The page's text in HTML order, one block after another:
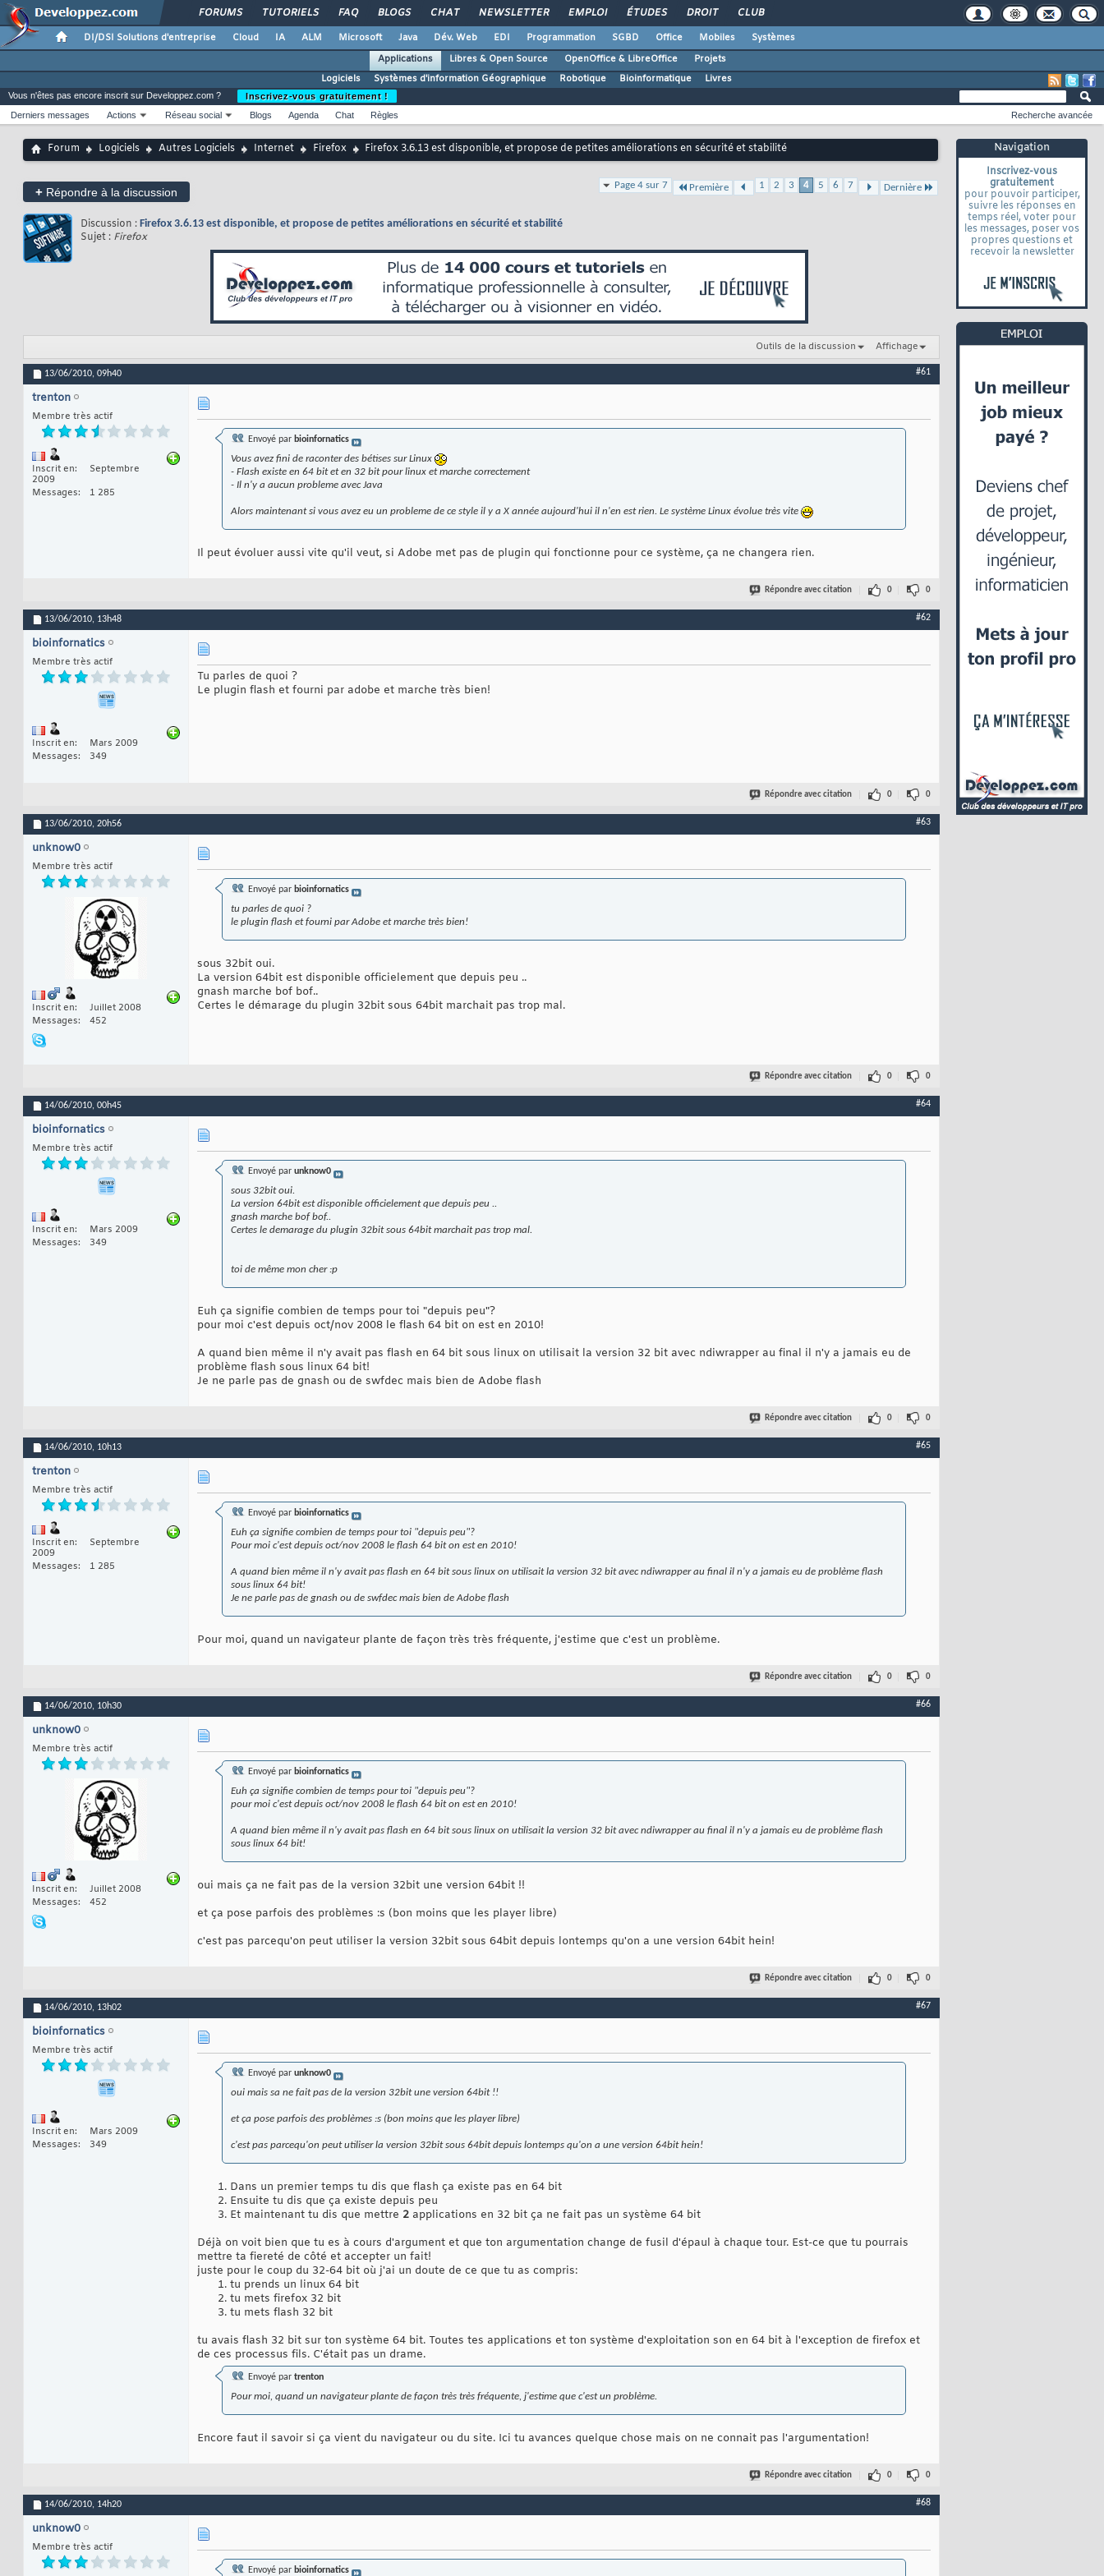
FORUMS TUTORIELS FAQ BLOGS CHAT NEWSLETTER EMPLOI ÉTUDES DROIT CLUB
DI/DSI Solutions d'entreprise Cloud IA ALM Microsoft Java Dév. Web EDI Programmation SGBD Office Mobiles
Systèmes
Applications
Libres & Open Source OpenOffice & LibreOffice
Projets
Logiciels
Systèmes d'information Géographique Robotique Bioinformatique Livres
Navigation
Inscrivez-vous
gratuitement
pour pouvoir participer,
suivre les réponses en
temps réel, voter pour
les messages, poser vos
propres questions et
recevoir la newsletter
Vous n'êtes pas encore inscrit sur Developpez.com ?
Inscrivez-vous gratuitement !
Derniers messages
Actions Réseau social Blogs Agenda Chat Règles Recherche avancée
Forum Logiciels Autres Logiciels Internet Firefox Firefox 3.6.13 est disponible, et propose de petites améliorations en sécurité et stabilité
+ Répondre à la discussion
Page 4 sur 7 Première 1 2 3 4 5 6 7 Dernière
Discussion : Firefox 3.6.13 est disponible, et propose de petites améliorations en sécurité et stabilité
Sujet : Firefox
Outils de la discussion Affichage
13/06/2010, 09h40 #61
trenton
Membre très actif
Inscrit en
Septembre
2009
Messages
1 285
Envoyé par bioinfornatics
Vous avez fini de raconter des bétises sur Linux
- Flash existe en 64 bit et en 32 bit pour linux et marche correctement
- Il n'y a aucun probleme avec Java
Alors maintenant si vous avez eu un probleme de ce style il y a X année aujourd'hui il n'en est rien. Le système Linux évolue très vite
Il peut évoluer aussi vite qu'il veut, si Adobe met pas de plugin qui fonctionne pour ce système, ça ne changera rien.
Répondre avec citation 0 0
13/06/2010, 13h48 #62
bioinfornatics
Membre très actif
Inscrit en
Mars 2009
Messages
349
Tu parles de quoi ?
Le plugin flash et fourni par adobe et marche très bien!
Répondre avec citation 0 0
13/06/2010, 20h56 #63
unknow0
Membre très actif
Inscrit en
Juillet 2008
Messages
452
Envoyé par bioinfornatics
tu parles de quoi ?
le plugin flash et fourni par Adobe et marche très bien!
sous 32bit oui.
La version 64bit est disponible officielement que depuis peu ..
gnash marche bof bof..
Certes le démarage du plugin 32bit sous 64bit marchait pas trop mal.
Répondre avec citation 0 0
14/06/2010, 00h45 #64
bioinfornatics
Membre très actif
Inscrit en
Mars 2009
Messages
349
Envoyé par unknow0
sous 32bit oui.
La version 64bit est disponible officielement que depuis peu ..
gnash marche bof bof..
Certes le demarage du plugin 32bit sous 64bit marchait pas trop mal.
toi de même mon cher :p
Euh ça signifie combien de temps pour toi "depuis peu"?
pour moi c'est depuis oct/nov 2008 le flash 64 bit on est en 2010!
A quand bien même il n'y avait pas flash en 64 bit sous linux on utilisait la version 32 bit avec ndiwrapper au final il n'y a jamais eu de
problème flash sous linux 64 bit!
Je ne parle pas de gnash ou de swfdec mais bien de Adobe flash
Répondre avec citation 0 0
14/06/2010, 10h13 #65
trenton
Membre très actif
Inscrit en
Septembre
2009
Messages
1 285
Envoyé par bioinfornatics
Euh ça signifie combien de temps pour toi "depuis peu"?
Pour moi c'est depuis oct/nov 2008 le flash 64 bit on est en 2010!
A quand bien même il n'y avait pas flash en 64 bit sous linux on utilisait la version 32 bit avec ndiwrapper au final il n'y a jamais eu de problème flash
sous linux 64 bit!
Je ne parle pas de gnash ou de swfdec mais bien de Adobe flash
Pour moi, quand un navigateur plante de façon très très fréquente, j'estime que c'est un problème.
Répondre avec citation 0 0
14/06/2010, 10h30 #66
unknow0
Membre très actif
Inscrit en
Juillet 2008
Messages
452
Envoyé par bioinfornatics
Euh ça signifie combien de temps pour toi "depuis peu"?
pour moi c'est depuis oct/nov 2008 le flash 64 bit on est en 2010!
A quand bien même il n'y avait pas flash en 64 bit sous linux on utilisait la version 32 bit avec ndiwrapper au final il n'y a jamais eu de problème flash
sous linux 64 bit!
oui mais ça ne fait pas de la version 32bit une version 64bit !!
et ça pose parfois des problèmes :s (bon moins que les player libre)
c'est pas parcequ'on peut utiliser la version 32bit sous 64bit depuis lontemps qu'on a une version 64bit hein!
Répondre avec citation 0 0
14/06/2010, 13h02 #67
bioinfornatics
Membre très actif
Inscrit en
Mars 2009
Messages
349
Envoyé par unknow0
oui mais sa ne fait pas de la version 32bit une version 64bit !!
et ça pose parfois des problèmes :s (bon moins que les player libre)
c'est pas parcequ'on peut utiliser la version 32bit sous 64bit depuis lontemps qu'on a une version 64bit hein!
Dans un premier temps tu dis que flash ça existe pas en 64 bit
Ensuite tu dis que ça existe depuis peu
Et maintenant tu dis que mettre 2 applications en 32 bit ça ne fait pas un système 64 bit
Déjà on voit bien que tu es à cours d'argument et que ton argumentation change de fusil d'épaul à chaque tour. Est-ce que tu pourrais
mettre ta fiereté de côté et accepter un fait!
juste pour le coup du 32-64 bit où j'ai un doute de ce que tu as compris:
tu prends un linux 64 bit
tu mets firefox 32 bit
tu mets flash 32 bit
tu avais flash 32 bit sur ton système 64 bit. Toutes tes applications et ton système d'exploitation son en 64 bit à l'exception de firefox et
de ces processus fils. C'était pas un drame.
Envoyé par trenton
Pour moi, quand un navigateur plante de façon très très fréquente, j'estime que c'est un problème.
Encore faut il savoir si ça vient du navigateur ou du site. Ici tu avances quelque chose mais on ne connait pas l'argumentation!
Répondre avec citation 0 0
14/06/2010, 14h20 #68
unknow0
Membre très actif
Envoyé par bioinfornatics